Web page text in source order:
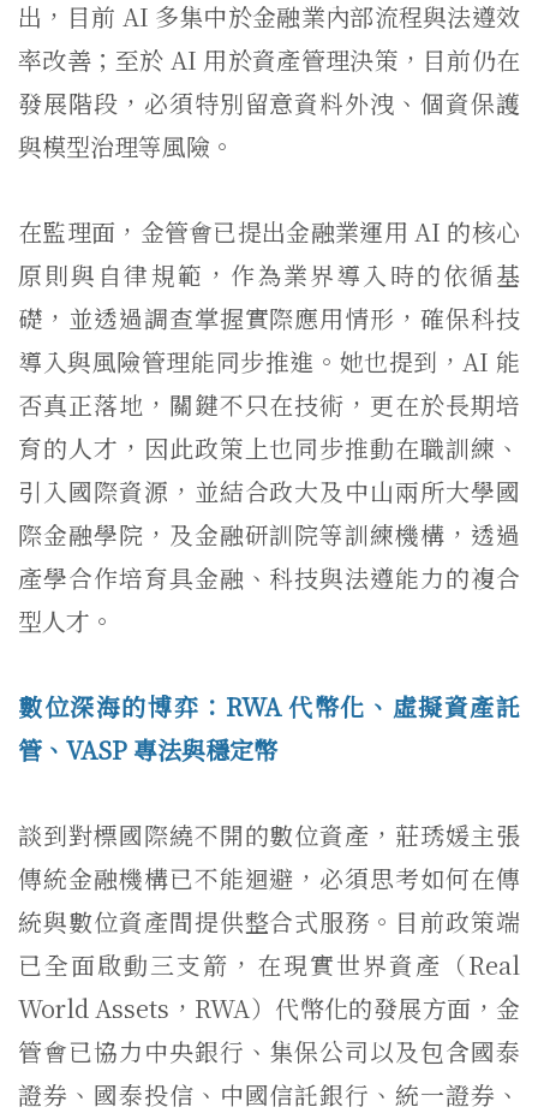
出，目前 AI 多集中於金融業內部流程與法遵效
率改善；至於 AI 用於資產管理決策，目前仍在
發展階段，必須特別留意資料外洩、個資保護
與模型治理等風險。
在監理面，金管會已提出金融業運用 AI 的核心
原則與自律規範，作為業界導入時的依循基
礎，並透過調查掌握實際應用情形，確保科技
導入與風險管理能同步推進。她也提到，AI 能
否真正落地，關鍵不只在技術，更在於長期培
育的人才，因此政策上也同步推動在職訓練、
引入國際資源，並結合政大及中山兩所大學國
際金融學院，及金融研訓院等訓練機構，透過
產學合作培育具金融、科技與法遵能力的複合
型人才。
數位深海的博弈：RWA 代幣化、虛擬資產託
管、VASP 專法與穩定幣
談到對標國際繞不開的數位資產，莊琇媛主張
傳統金融機構已不能迴避，必須思考如何在傳
統與數位資產間提供整合式服務。目前政策端
已全面啟動三支箭，在現實世界資產（Real
World Assets，RWA）代幣化的發展方面，金
管會已協力中央銀行、集保公司以及包含國泰
證券、國泰投信、中國信託銀行、統一證券、